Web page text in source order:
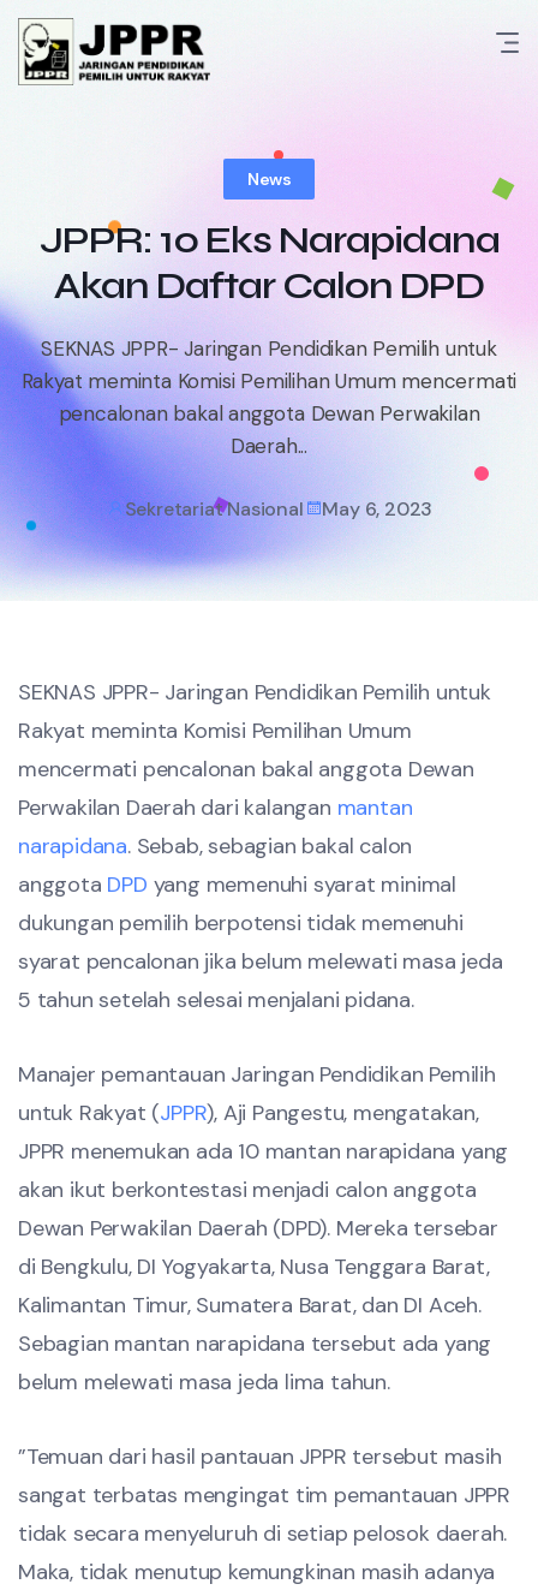
Skip
content
News
JPPR: 10 Eks Narapidana
Akan Daftar Calon DPD
SEKNAS JPPR- Jaringan Pendidikan Pemilih untuk
Rakyat meminta Komisi Pemilihan Umum mencermati
pencalonan bakal anggota Dewan Perwakilan
Daerah...
Sekretariat Nasional May 6, 2023
SEKNAS JPPR- Jaringan Pendidikan Pemilih untuk
Rakyat meminta Komisi Pemilihan Umum
mencermati pencalonan bakal anggota Dewan
Perwakilan Daerah dari kalangan mantan
narapidana. Sebab, sebagian bakal calon
anggota DPD yang memenuhi syarat minimal
dukungan pemilih berpotensi tidak memenuhi
syarat pencalonan jika belum melewati masa jeda
5 tahun setelah selesai menjalani pidana.
Manajer pemantauan Jaringan Pendidikan Pemilih
untuk Rakyat (JPPR), Aji Pangestu, mengatakan,
JPPR menemukan ada 10 mantan narapidana yang
akan ikut berkontestasi menjadi calon anggota
Dewan Perwakilan Daerah (DPD). Mereka tersebar
di Bengkulu, DI Yogyakarta, Nusa Tenggara Barat,
Kalimantan Timur, Sumatera Barat, dan DI Aceh.
Sebagian mantan narapidana tersebut ada yang
belum melewati masa jeda lima tahun.
”Temuan dari hasil pantauan JPPR tersebut masih
sangat terbatas mengingat tim pemantauan JPPR
tidak secara menyeluruh di setiap pelosok daerah.
Maka, tidak menutup kemungkinan masih adanya